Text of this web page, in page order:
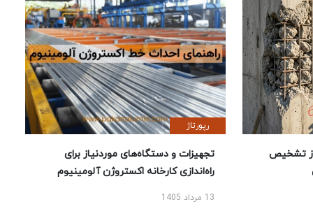
تشخیص
رپورتاژ
تجهیزات و دستگاه‌های موردنیاز برای
راه‌اندازی کارخانه اکستروژن آلومینیوم
13 مرداد 1405